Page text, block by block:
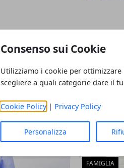
Consenso sui Cookie
Utilizziamo i cookie per
scegliere a quali categorie dare il
Cookie Policy| Privacy Policy
Personalizza
FAMIGLIA